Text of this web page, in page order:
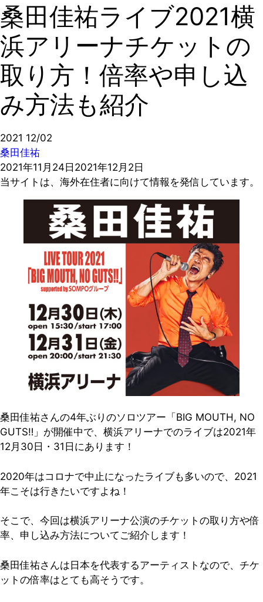
桑田佳祐ライブ2021横
浜アリーナチケットの
取り方！倍率や申し込
み方法も紹介
2021 12/02
桑田佳祐
2021年11月24日 2021年12月2日
当サイトは、海外在住者に向けて情報を発信しています。
桑田佳祐さんの4年ぶりのソロツアー「BIG MOUTH, NO
GUTS‼︎」が開催中で、横浜アリーナでのライブは2021年
12月30日・31日にあります！
2020年はコロナで中止になったライブも多いので、2021
年こそは行きたいですよね！
そこで、今回は横浜アリーナ公演のチケットの取り方や倍
率、申し込み方法についてご紹介します！
桑田佳祐さんは日本を代表するアーティストなので、チケ
ットの倍率はとても高そうです。